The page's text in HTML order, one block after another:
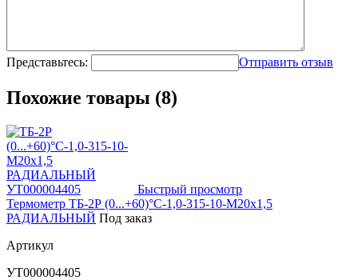
Представьтесь: Отправить отзыв
Похожие товары (8)
Быстрый просмотр
Термометр ТБ-2Р (0...+60)°С-1,0-315-10-М20х1,5
РАДИАЛЬНЫЙ Под заказ
Артикул
УТ000004405